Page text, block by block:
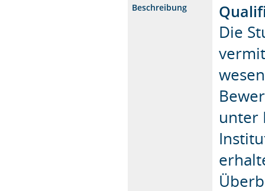
Beschreibung
Die
unter